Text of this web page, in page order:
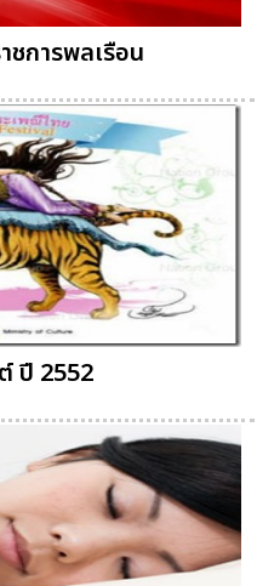
ชการพลเรือน
ปี 2552